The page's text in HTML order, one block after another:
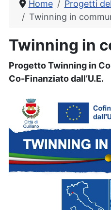
Home
Progetti
Twinning in
Twinning in
Progetto Twinning in
Co-Finanziato dall’U.E.